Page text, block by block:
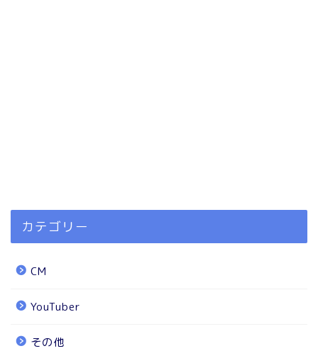
カテゴリー
CM
YouTuber
その他